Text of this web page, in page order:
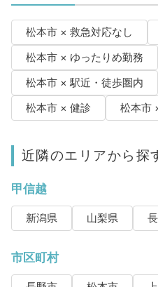
松本市 × 救急対応なし
松本市 × ゆったりめ勤務
松本市 × 駅近・徒歩圏内
松本市 × 健診
松本市
近隣のエリアから探
甲信越
新潟県 山梨県
市区町村